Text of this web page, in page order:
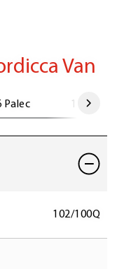
Van
Palec 17 Palec
102/100Q